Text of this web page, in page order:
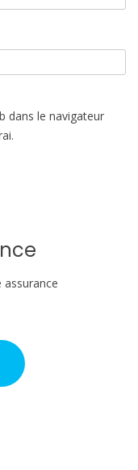
dans le navigateur